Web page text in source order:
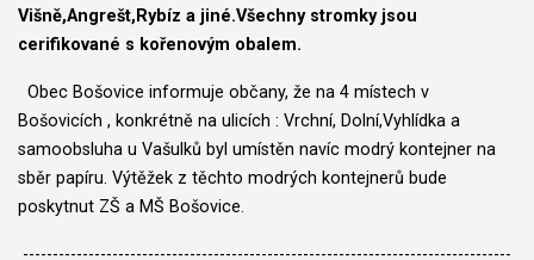
Višně,Angrešt,Rybíz a jiné.Všechny stromky jsou
cerifikované s kořenovým obalem.
Obec Bošovice informuje občany, že na 4 místech v
Bošovicích , konkrétně na ulicích : Vrchní, Dolní,Vyhlídka a
samoobsluha u Vašulků byl umístěn navíc modrý kontejner na
sběr papíru. Výtěžek z těchto modrých kontejnerů bude
poskytnut ZŠ a MŠ Bošovice.
----------------------------------------------------------------------------------